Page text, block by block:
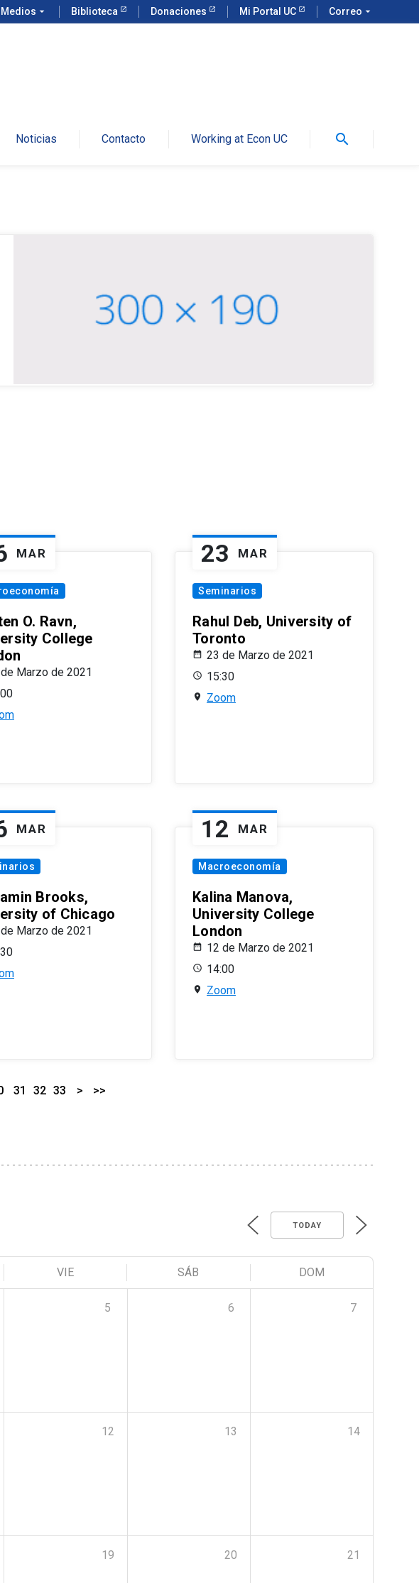
Medios arrow_drop_down Biblioteca Donaciones Mi Portal UC Correo arrow_drop_down
Noticias Contacto Working at Econ UC search
MAR
O. Ravn,
College
Marzo de 2021
23 MAR
Seminarios
Rahul Deb, University of
Toronto
23 de Marzo de 2021
15:30
Zoom
MAR
Brooks,
of Chicago
Marzo de 2021
12 MAR
Macroeconomía
Kalina Manova,
University College
London
12 de Marzo de 2021
14:00
Zoom
31 32 33 > >>
TODAY
VIE SÁB DOM
5 6 7
12 13 14
19 20 21